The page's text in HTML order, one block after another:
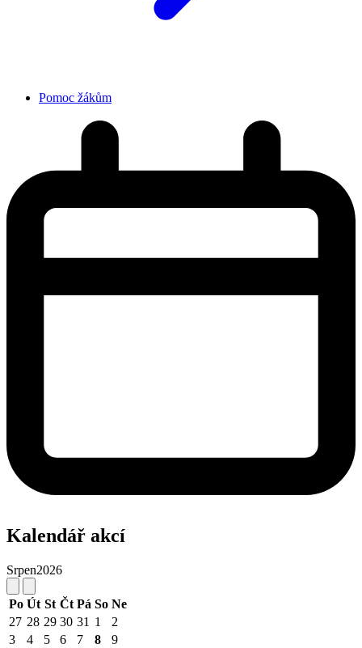
Pomoc žákům
Kalendář akcí
Srpen2026
Po Út St Čt Pá So Ne
27 28 29 30 31 1
2
3
4 5 6 7 8
9